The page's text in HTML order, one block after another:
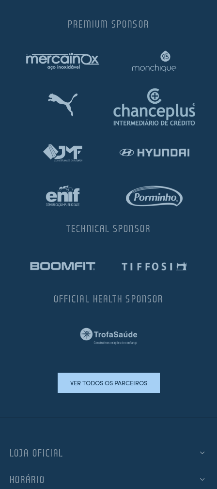
PREMIUM SPONSOR
TECHNICAL SPONSOR
OFFICIAL HEALTH SPONSOR
VER TODOS OS PARCEIROS
LOJA OFICIAL
HORÁRIO